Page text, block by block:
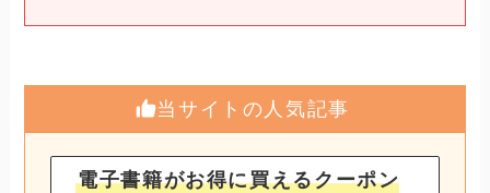
当サイトの人気記事
電子書籍がお得に買えるクーポン